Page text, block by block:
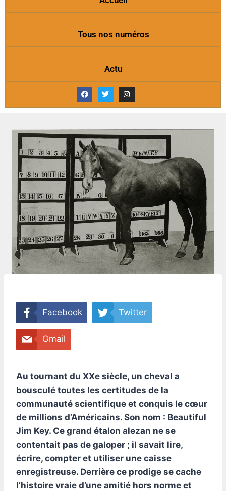
Tous nos numéros
Actu
Facebook Twitter
Gmail
Au tournant du XXe siècle, un cheval a
bousculé toutes les certitudes de la
communauté scientifique et conquis le cœur
de millions d’Américains. Son nom : Beautiful
Jim Key. Ce grand étalon alezan ne se
contentait pas de galoper ; il savait lire,
écrire, compter et utiliser une caisse
enregistreuse. Derrière ce prodige se cache
l’histoire vraie d’une amitié hors norme et